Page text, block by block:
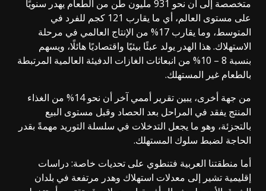
متخصصة إلى أن نحو 931 مليون طن من الطعام يهدر سنويًا
على مستوى العالم، أي ما يقارب 121 كجم للفرد في
المتوسط، وما يقارب 17% من الإنتاج العالمي في مرحلة
الاستهلاك. هذا الهدر يولد عبئًا بيئيًا واقتصاديًا هائلًا، ويسهم
بنسبة 8 – 10% من انبعاثات الغازات الدفيئة العالمية المرتبطة
بالطعام غير المستهلك.
من جهة أخرى، يبين تقرير أممي آخر أن نحو 14% من الغذاء
المنتج يفقد في المراحل بعد الحصاد وقبل مستوى البيع
بالتجزئة، وهو ما يجعل التدخلات في سلسلة التوريد مهمةً بقدر
الحاجة لضبط سلوك المستهلك.
أما منطقتنا العربية فتنطوي على تحديات خاصة: دراسات
إقليمية تشير إلى معدلات استهلاك وهدر مرتفعة في بلدان